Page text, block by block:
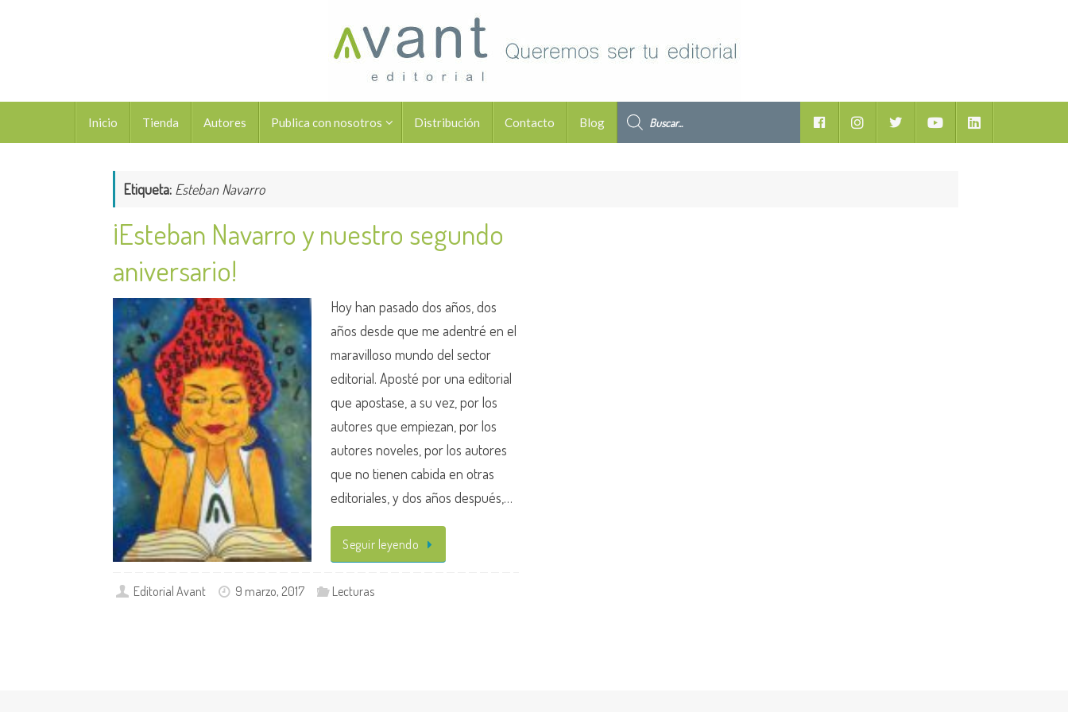
contenido
Inicio Tienda Autores Publica con nosotros Distribución Contacto Blog
Facebook YoutubeLinkedIn
Etiqueta: Esteban Navarro
¡Esteban Navarro y nuestro segundo
aniversario!
Hoy han pasado dos años, dos
años desde que me adentré en el
maravilloso mundo del sector
editorial. Aposté por una editorial
que apostase, a su vez, por los
autores que empiezan, por los
autores noveles, por los autores
que no tienen cabida en otras
editoriales, y dos años después,…
Seguir leyendo
Editorial Avant 9 marzo, 2017 Lecturas